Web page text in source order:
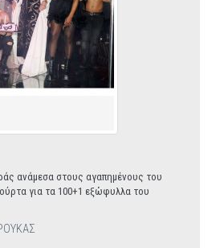
ανάμεσα στους αγαπημένους του
για τα 100+1 εξώφυλλα του